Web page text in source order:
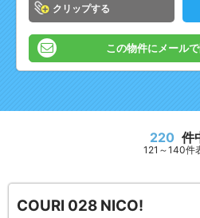
クリップ
この物件にメール
220 件
121～140件
COURI 028 NICO!